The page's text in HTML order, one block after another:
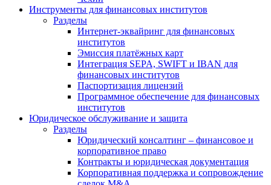
Инструменты для финансовых институтов
Разделы
Интернет-эквайринг для финансовых
институтов
Эмиссия платёжных карт
Интеграция SEPA, SWIFT и IBAN для
финансовых институтов
Паспортизация лицензий
Программное обеспечение для финансовых
институтов
Юридическое обслуживание и защита
Разделы
Юридический консалтинг – финансовое и
корпоративное право
Контракты и юридическая документация
Корпоративная поддержка и сопровождение